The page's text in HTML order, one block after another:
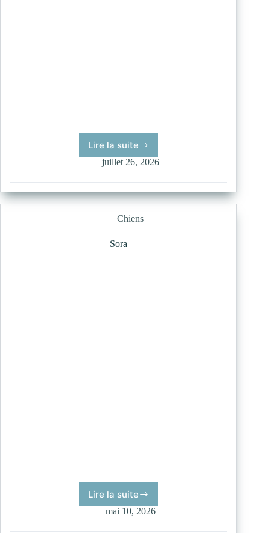
Lire la suite
Ponyo
juillet 26, 2026
Chiens
Sora
Lire la suite
Sora
mai 10, 2026